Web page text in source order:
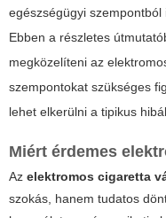
egészségügyi
Ebben a részletes
megközelíteni az
szempontokat szükséges
lehet elkerülni a tipikus
Miért érdemes
Az elektromos cigaretta
szokás, hanem tudatos